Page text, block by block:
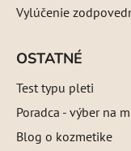
Vylúčenie
OSTATNÉ
Test typu pleti
Poradca - výber na
Blog o kozmetike